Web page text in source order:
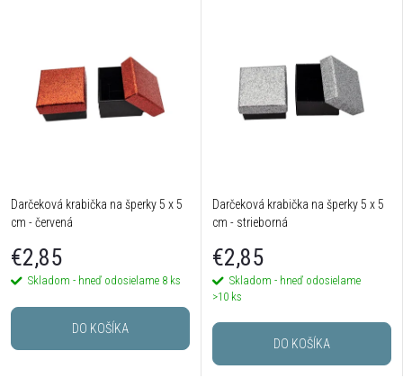
Darčeková krabička na šperky 5 x 5
cm - červená
€2,85
Skladom - hneď odosielame 8 ks
DO KOŠÍKA
Darčeková krabička na šperky 5 x 5
cm - strieborná
€2,85
Skladom - hneď odosielame
>10 ks
DO KOŠÍKA